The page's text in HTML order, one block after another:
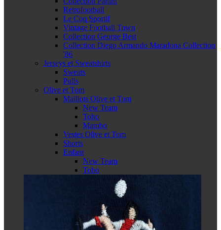
Retrofootball
Le Coq Sportif
Vintage Football Town
Collection George Best
Collection Diego Armando Maradona Collection
'86
Jerseys et Sweatshirts
Sweats
Pulls
Olive et Tom
Maillots Olive et Tom
New Team
Toho
Mambo
Vestes Olive et Tom
Shorts
Enfant
New Team
Toho